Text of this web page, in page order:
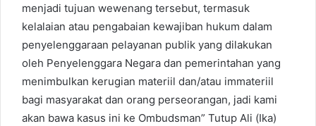
menjadi tujuan wewenang tersebut, termasuk
kelalaian atau pengabaian kewajiban hukum dalam
penyelenggaraan pelayanan publik yang dilakukan
oleh Penyelenggara Negara dan pemerintahan yang
menimbulkan kerugian materiil dan/atau immateriil
bagi masyarakat dan orang perseorangan, jadi kami
akan bawa kasus ini ke Ombudsman” Tutup Ali (Ika)